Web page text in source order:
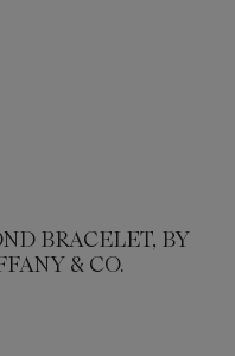
BRACELET, BY
& CO.